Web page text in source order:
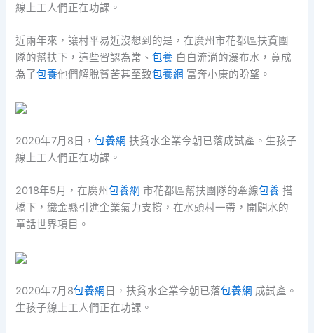
線上工人們正在功課。
近兩年來，讓村平易近沒想到的是，在廣州市花都區扶貧團
隊的幫扶下，這些習認為常、包養 白白流淌的瀑布水，竟成
為了包養他們解脫貧苦甚至致包養網 富奔小康的盼望。
2020年7月8日，包養網 扶貧水企業今朝已落成試產。生孩子
線上工人們正在功課。
2018年5月，在廣州包養網 市花都區幫扶團隊的牽線包養 搭
橋下，織金縣引進企業氣力支撐，在水頭村一帶，開闢水的
童話世界項目。
2020年7月8包養網 日，扶貧水企業今朝已落包養網 成試產。
生孩子線上工人們正在功課。